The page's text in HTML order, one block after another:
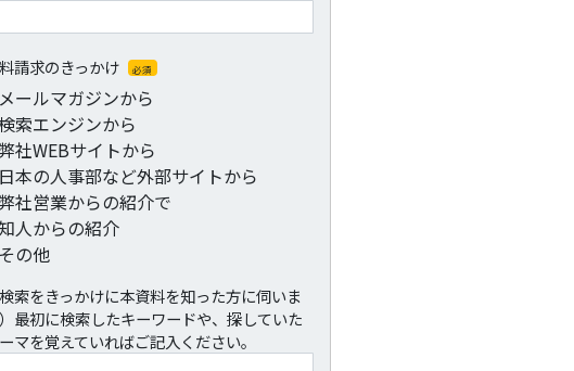
請求のきっかけ 必須
メールマガジンから
索エンジンから
社WEBサイトから
日本の人事部など外部サイトから
社営業からの紹介で
人からの紹介
その他
検索をきっかけに本資料を知った方に伺いま
最初に検索したキーワードや、探していた
マを覚えていればご記入ください。